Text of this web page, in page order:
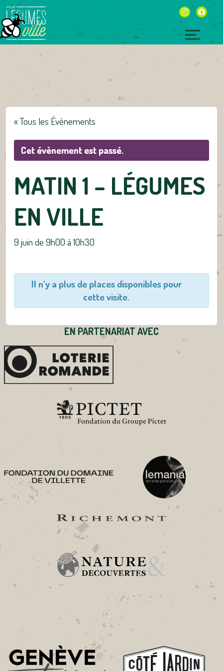
Skip
to
content
instagram
« Tous les Évènements
Cet évènement est passé.
MATIN 1 – LÉGUMES
EN VILLE
9 juin de 9h00 à 10h30
Il n'y a plus de places disponibles pour
cette visite.
EN PARTENARIAT AVEC